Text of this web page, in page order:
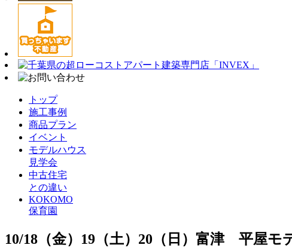
トップ
施工事例
商品プラン
イベント
モデルハウス
見学会
中古住宅
との違い
KOKOMO
保育園
10/18（金）19（土）20（日）富津 平屋